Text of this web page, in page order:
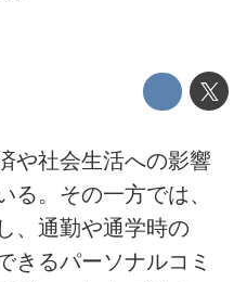
や社会生活への影響
る。その一方では、
、通勤や通学時の
きるパーソナルコミ